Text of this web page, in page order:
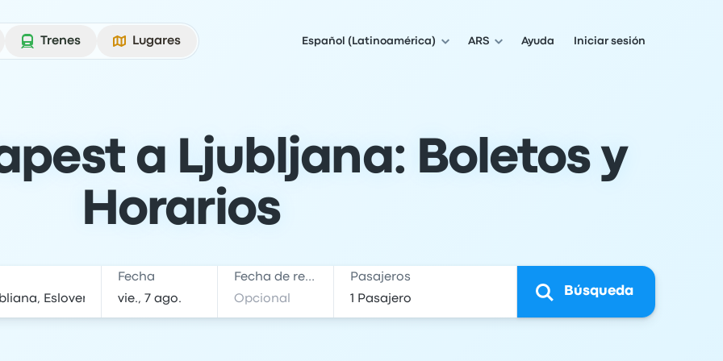
Trenes Lugares Español (Latinoamérica) ARS Ayuda Iniciar sesión
a Ljubljana: Boletos y
Horarios
Fecha Fecha de regreso Pasajeros
Búsqueda